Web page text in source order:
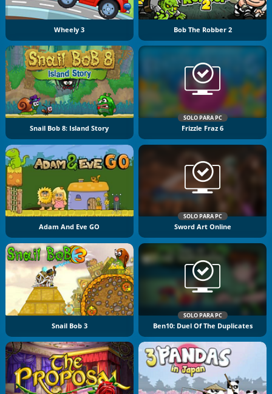
Wheely 3 Bob The Robber 2
Snail Bob 8: Island Story
SOLO PARA PC
Frizzle Fraz 6
Adam And Eve GO
SOLO PARA PC
Sword Art Online
Snail Bob 3
SOLO PARA PC
Ben10: Duel Of The Duplicates